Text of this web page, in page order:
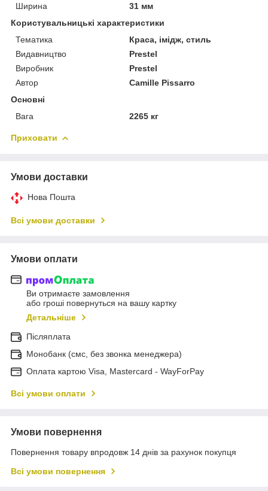
Ширина
31 мм
Користувальницькі характеристики
Тематика
Краса, імідж, стиль
Видавництво
Prestel
Виробник
Prestel
Автор
Camille Pissarro
Основні
Вага
2265 кг
Приховати
Умови доставки
Нова Пошта
Всі умови доставки
Умови оплати
Ви отримаєте замовлення
або гроші повернуться на вашу картку
Детальніше
Післяплата
Монобанк (смс, без звонка менеджера)
Оплата картою Visa, Mastercard - WayForPay
Всі умови оплати
Умови повернення
Повернення товару впродовж 14 днів за рахунок покупця
Всі умови повернення